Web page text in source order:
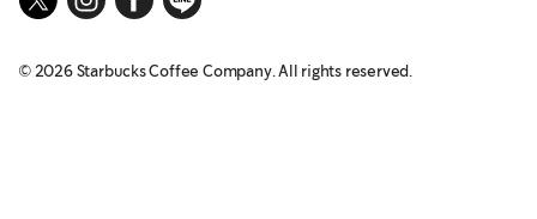
©2026Starbucks Coffee Company. All rights reserved.